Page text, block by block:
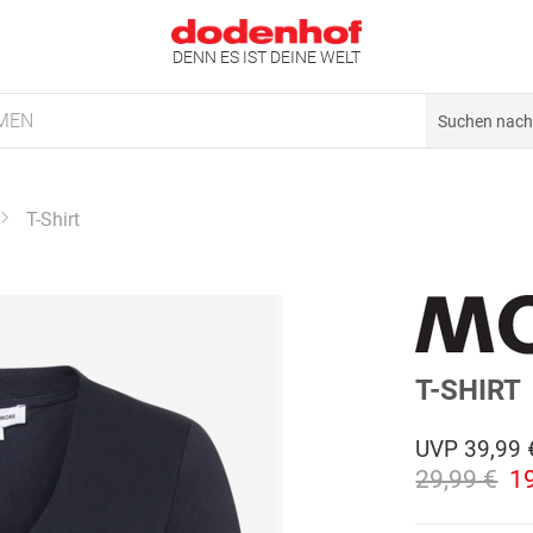
DENN ES IST DEINE WELT
T-Shirt
T-SHIRT
UVP 39,99
29,99 €